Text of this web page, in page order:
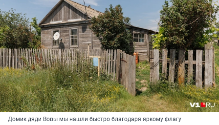
Домик дяди Вовы мы нашли быстро благодаря яркому флагу